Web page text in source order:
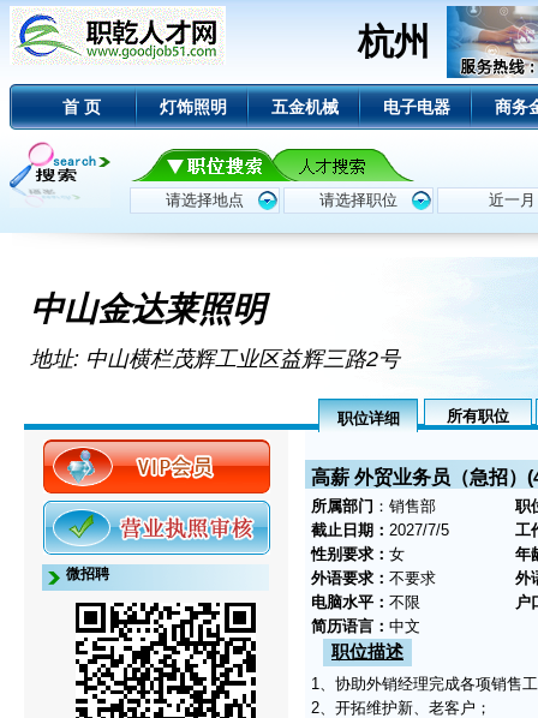
杭州
首 页 灯饰照明 五金机械 电子电器 商务
中山金达莱照明
地址: 中山横栏茂辉工业区益辉三路2号
职位详细 所有职位
微招聘
高薪 外贸业务员（急招）
所属部门 ：销售部
职
截止日期： 2027/7/5
工
性别要求： 女
年
外语要求： 不要求
外
电脑水平： 不限
户
简历语言： 中文
职位描述
1、协助外销经理完成各项销售
2、开拓维护新、老客户；